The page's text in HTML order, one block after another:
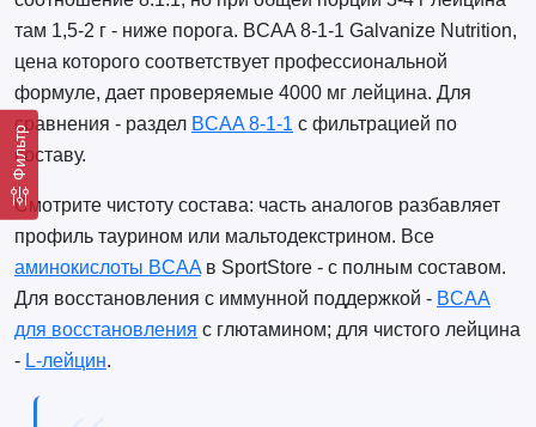
Фильтр
там 1,5-2 г - ниже порога. BCAA 8-1-1 Galvanize Nutrition,
цена которого соответствует профессиональной
формуле, дает проверяемые 4000 мг лейцина. Для
сравнения - раздел BCAA 8-1-1 с фильтрацией по
составу.
Смотрите чистоту состава: часть аналогов разбавляет
профиль таурином или мальтодекстрином. Все
аминокислоты BCAAв SportStore - с полным составом.
Для восстановления с иммунной поддержкой - BCAA
для восстановления с глютамином; для чистого лейцина
- L-лейцин.